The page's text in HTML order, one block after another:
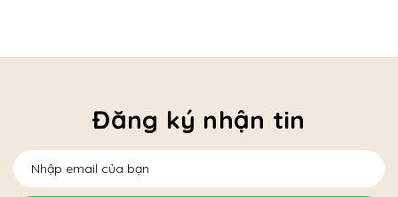
Đăng ký nhận tin